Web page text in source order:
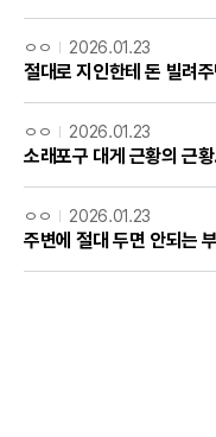
ㅇㅇ 2026.01.23
절대로 지인한테 돈 빌려
ㅇㅇ 2026.01.23
소래포구 대게 근황의 근
ㅇㅇ 2026.01.23
주변에 절대 두면 안되는